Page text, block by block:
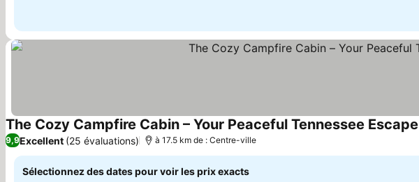
The Cozy Campfire Cabin – Your Peaceful Tennessee Escape
9,9Excellent (25 évaluations) à 17.5 km de : Centre-ville
Sélectionnez des dates pour voir les prix exacts